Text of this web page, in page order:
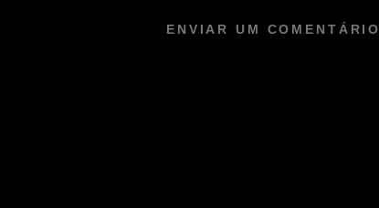
ENVIAR UM COMENTÁRIO